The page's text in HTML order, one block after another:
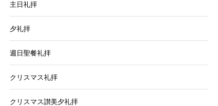
主日礼拝
夕礼拝
週日聖餐礼拝
クリスマス礼拝
クリスマス讃美夕礼拝